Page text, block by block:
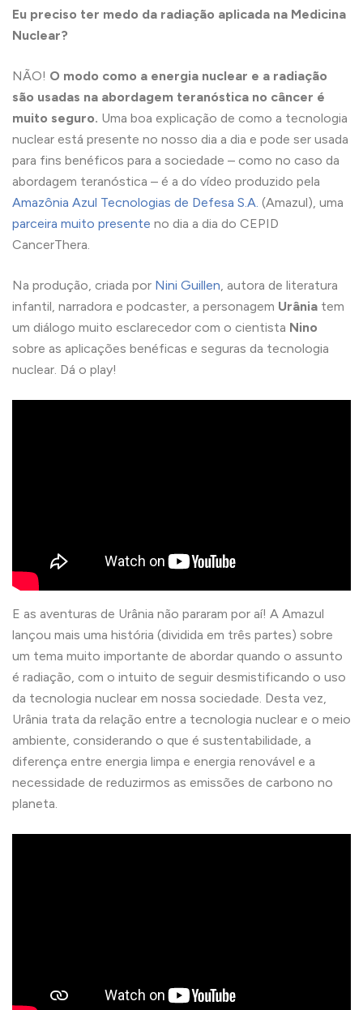
Eu preciso ter medo da radiação aplicada na Medicina
Nuclear?
NÃO! O modo como a energia nuclear e a radiação
são usadas na abordagem teranóstica no câncer é
muito seguro. Uma boa explicação de como a tecnologia
nuclear está presente no nosso dia a dia e pode ser usada
para fins benéficos para a sociedade – como no caso da
abordagem teranóstica – é a do vídeo produzido pela
Amazônia Azul Tecnologias de Defesa S.A. (Amazul), uma
parceira muito presente no dia a dia do CEPID
CancerThera.
Na produção, criada por Nini Guillen , autora de literatura
infantil, narradora e podcaster, a personagem Urânia tem
um diálogo muito esclarecedor com o cientista Nino
sobre as aplicações benéficas e seguras da tecnologia
nuclear. Dá o play!
E as aventuras de Urânia não pararam por aí! A Amazul
lançou mais uma história (dividida em três partes) sobre
um tema muito importante de abordar quando o assunto
é radiação, com o intuito de seguir desmistificando o uso
da tecnologia nuclear em nossa sociedade. Desta vez,
Urânia trata da relação entre a tecnologia nuclear e o meio
ambiente, considerando o que é sustentabilidade, a
diferença entre energia limpa e energia renovável e a
necessidade de reduzirmos as emissões de carbono no
planeta.